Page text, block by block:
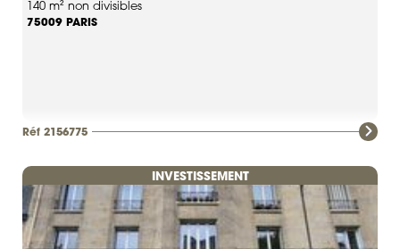
140 m² non divisibles
75009 PARIS
Réf 2156775
INVESTISSEMENT